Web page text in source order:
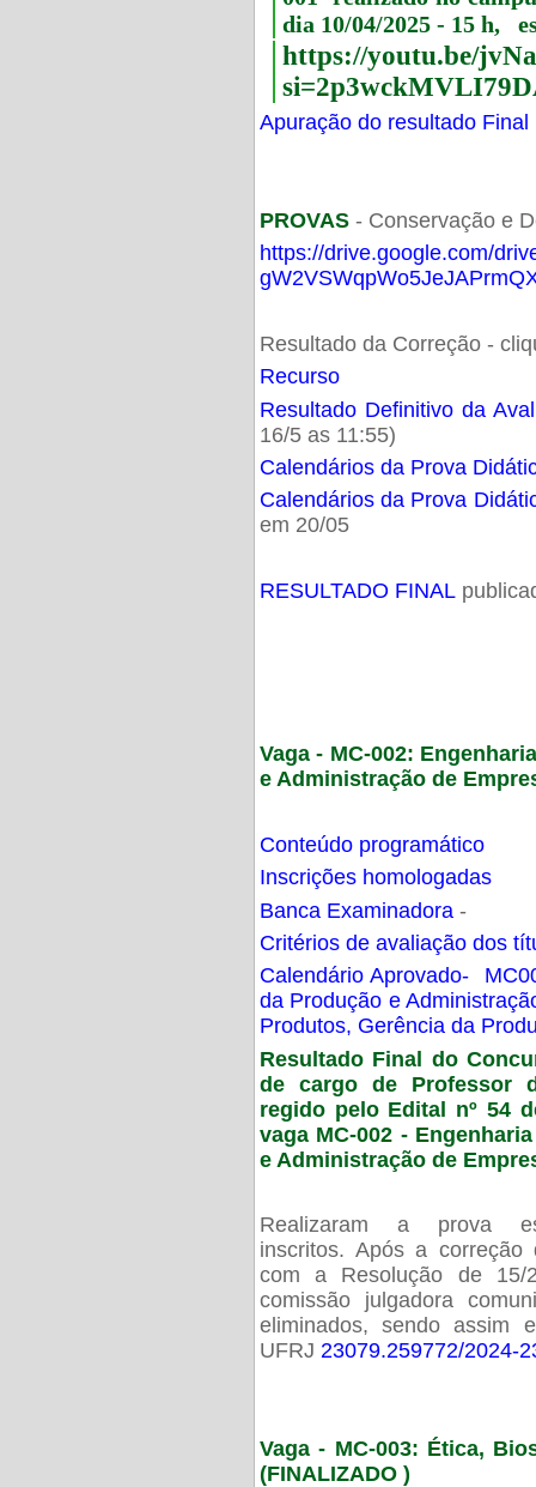
dia 10/04/2025 - 15 h,
https://youtu.be/
Apuração do resultado Final
PROVAS- Conservação e
https://drive.google.com/
Resultado da Correção -
Recurso
Resultado Definitivo da
16/5 as 11:55)
Calendários da Prova
Calendários da Prova
em 20/05
RESULTADO FINAL
Vaga - MC-002:
e Administração de
Conteúdo programático
Inscrições homologadas
Banca Examinadora -
Critérios de avaliação dos
Calendário Aprovado-
da Produção e
Produtos, Gerência da
Resultado Final do
de cargo de Professor
regido pelo Edital nº 54
vaga MC-002 -
e Administração de
Realizaram a prova
inscritos. Após a
com a Resolução de 15/
comissão julgadora
eliminados, sendo assim
UFRJ 23079.259772/2024-
Vaga - MC-003: Ética,
(FINALIZADO )